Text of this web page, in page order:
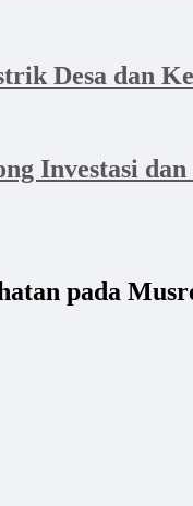
Desa dan
Investasi dan
pada